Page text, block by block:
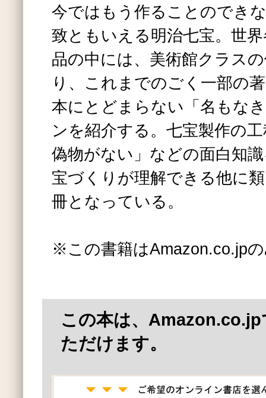
今ではもう作ることのでき
致ともいえる明治七宝。世
品の中には、美術館クラス
り、これまでのごく一部の
本にとどまらない「名もな
ンを紹介する。七宝製作の
偽物がない」などの面白知
宝づくりが理解できる他に
冊となっている。
※この書籍はAmazon.co.jp
この本は、
ただけます。